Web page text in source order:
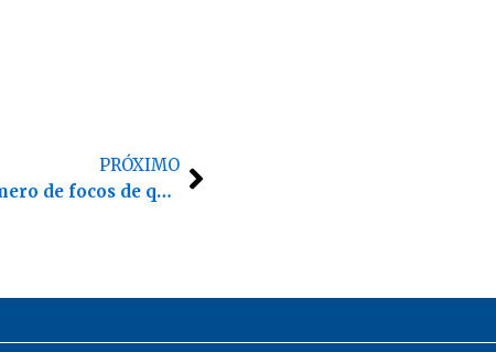
PRÓXIMO
Acre registra menor número de focos de queimadas dos últimos sete anos no 1º semestre Próximo